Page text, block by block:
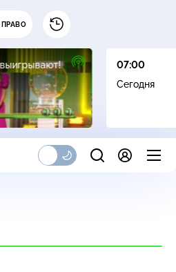
ПРАВО
12+
07:00
Сегодня